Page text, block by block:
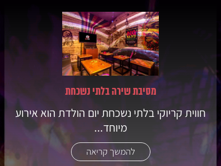
מסיבת שירה בלתי נשכחת
חווית קריוקי בלתי נשכחת יום הולדת הוא אירוע
מיוחד...
להמשך קריאה